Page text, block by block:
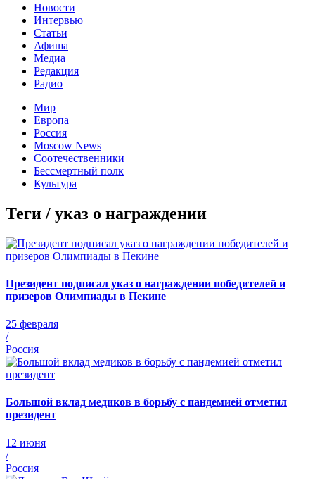
Новости
Интервью
Статьи
Афиша
Медиа
Редакция
Радио
Мир
Европа
Россия
Moscow News
Соотечественники
Бессмертный полк
Культура
Теги / указ о награждении
Президент подписал указ о награждении победителей и
призеров Олимпиады в Пекине
25 февраля
/
Россия
Большой вклад медиков в борьбу с пандемией отметил
президент
12 июня
/
Россия